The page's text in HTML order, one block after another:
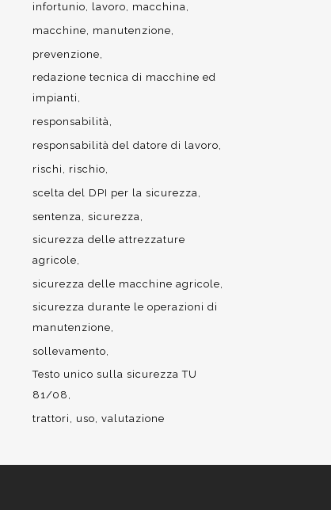
infortunio
lavoro
macchina
macchine
manutenzione
prevenzione
redazione tecnica di macchine ed
impianti
responsabilità
responsabilità del datore di lavoro
rischi
rischio
scelta del DPI per la sicurezza
sentenza sicurezza
sicurezza delle attrezzature
agricole
sicurezza delle macchine agricole
sicurezza durante le operazioni di
manutenzione
sollevamento
Testo unico sulla sicurezza TU
81/08
trattori
uso valutazione